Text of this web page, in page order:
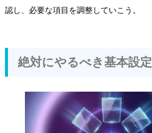
認し、必要な項目を調整していこう。
絶対にやるべき基本設定